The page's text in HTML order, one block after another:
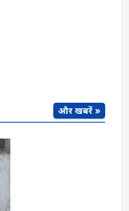
और खबरें »